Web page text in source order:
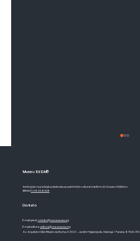
Museu EXEA®
Instituição museológica dedicada ao patrimônio cultural marítimo do Oceano Atlântico.
IBRAM9.48.53.8368
Contato
E-mail geral:contato@museuexea.org
E-mail editora:editora@museuexea.org
Av. Arquiteto Nildo Ribeiro da Rocha, N 3324 - Jardim Higienópolis, Maringá / Paraná, 87060-390